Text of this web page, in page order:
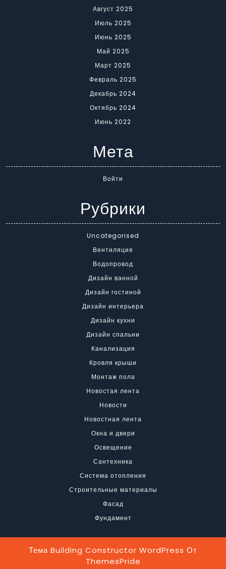
Август 2025
Июль 2025
Июнь 2025
Май 2025
Март 2025
Февраль 2025
Декабрь 2024
Октябрь 2024
Июнь 2022
Мета
Войти
Рубрики
Uncategorised
Вентиляция
Водопровод
Дизайн ванной
Дизайн гостиной
Дизайн интерьера
Дизайн кухни
Дизайн спальни
Канализация
Кровля крыши
Монтаж пола
Новостая лента
Новости
Новостная лента
Окна и двери
Освещение
Сантехника
Система отопления
Строительные материалы
Фасад
Фундамент
Тема Building Constructor WordPress От
ThemesPride